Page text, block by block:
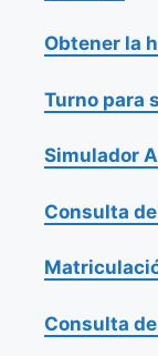
Obtener la
Turno para
Simulador
Consulta
Consulta